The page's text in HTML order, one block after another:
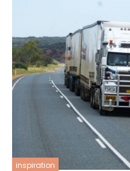
inspiration